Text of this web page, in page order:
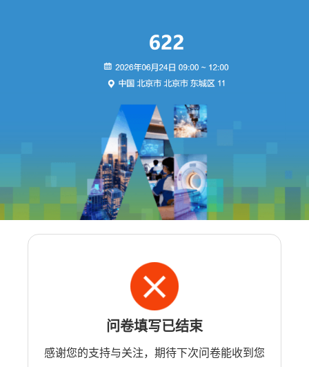
问卷填写已结束
感谢您的支持与关注，期待下次问卷能收到您